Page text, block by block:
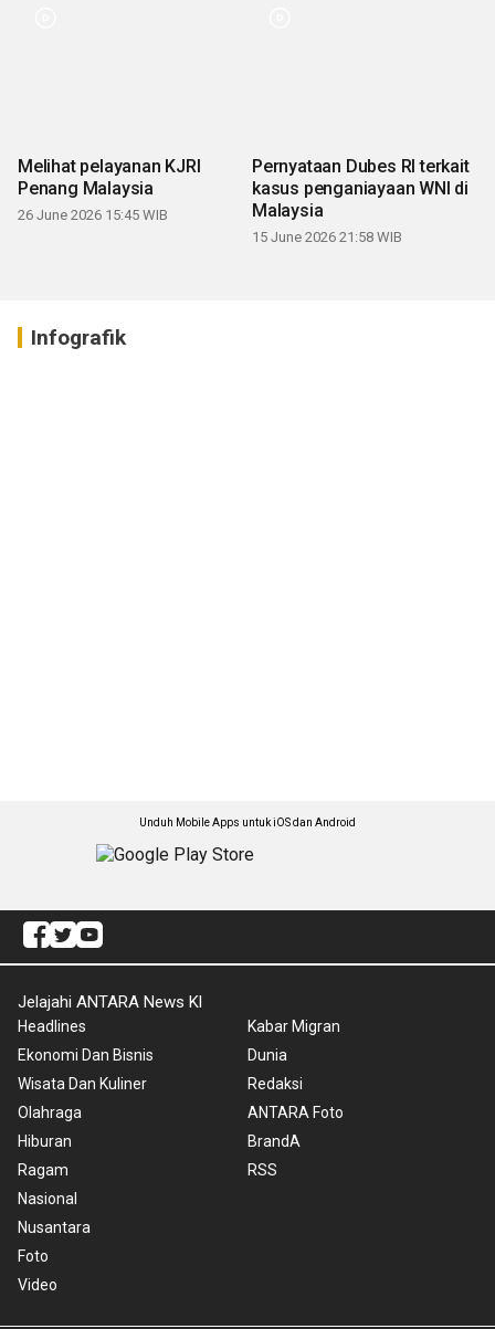
Melihat pelayanan KJRI
Penang Malaysia
26 June 2026 15:45 WIB
Pernyataan Dubes RI terkait
kasus penganiayaan WNI di
Malaysia
15 June 2026 21:58 WIB
Infografik
Unduh Mobile Apps untuk iOS dan Android
Headlines
Ekonomi Dan Bisnis
Wisata Dan Kuliner
Olahraga
Hiburan
Ragam
Nasional
Nusantara
Foto
Video
Dunia
Redaksi
ANTARA Foto
BrandA
RSS